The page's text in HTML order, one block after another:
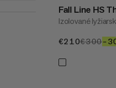
Fall Line HS
Izolované
€210€210
€300